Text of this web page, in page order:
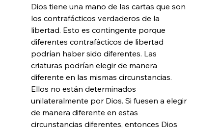
Dios tiene una mano de las cartas que son
los contrafácticos verdaderos de la
libertad. Esto es contingente porque
diferentes contrafácticos de libertad
podrían haber sido diferentes. Las
criaturas podrían elegir de manera
diferente en las mismas circunstancias.
Ellos no están determinados
unilateralmente por Dios. Si fuesen a elegir
de manera diferente en estas
circunstancias diferentes, entonces Dios